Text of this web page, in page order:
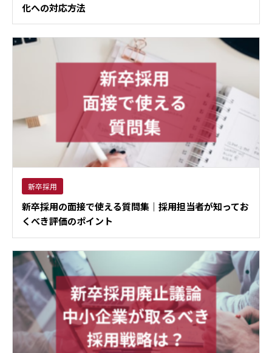
化への対応方法
新卒採用
新卒採用の面接で使える質問集｜採用担当者が知ってお
くべき評価のポイント